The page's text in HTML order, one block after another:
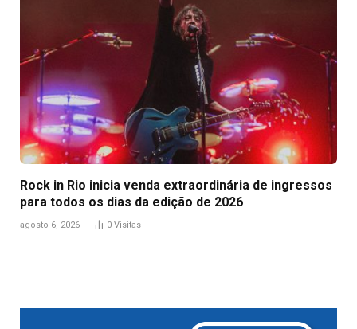
Rock in Rio inicia venda extraordinária de ingressos
para todos os dias da edição de 2026
agosto 6, 2026 0 Visitas